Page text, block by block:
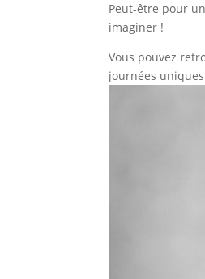
Peut-être pour
imaginer !
Vous pouvez
journées